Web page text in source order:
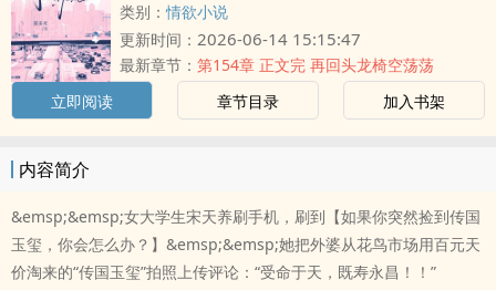
类别：情欲小说
更新时间： 2026-06-14 15:15:47
最新章节： 第154章 正文完 再回头龙椅空荡荡
立即阅读
章节目录 加入书架
内容简介
&emsp;&emsp;女大学生宋天养刷手机，刷到【如果你突然捡到传国
玉玺，你会怎么办？】&emsp;&emsp;她把外婆从花鸟市场用百元天
价淘来的“传国玉玺”拍照上传评论：“受命于天，既寿永昌！！”